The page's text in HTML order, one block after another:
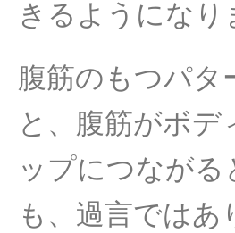
きるようになり
腹筋のもつパタ
と、腹筋がボデ
ップにつながる
も、過言ではあ